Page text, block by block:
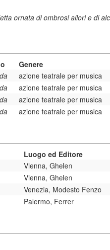
ornata di ombrosi allori e di
Genere
azione teatrale per musica
azione teatrale per musica
azione teatrale per musica
azione teatrale per musica
Luogo ed Editore
Vienna, Ghelen
Vienna, Ghelen
Venezia, Modesto Fenzo
Palermo, Ferrer